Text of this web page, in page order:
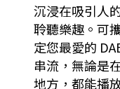
沉浸在吸引人
聆聽樂趣。可
定您最愛的
串流，無論是
地方，都能播